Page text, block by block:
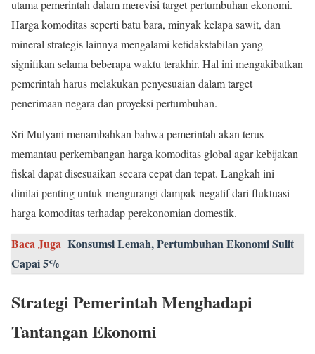
utama pemerintah dalam merevisi target pertumbuhan ekonomi.
Harga komoditas seperti batu bara, minyak kelapa sawit, dan
mineral strategis lainnya mengalami ketidakstabilan yang
signifikan selama beberapa waktu terakhir. Hal ini mengakibatkan
pemerintah harus melakukan penyesuaian dalam target
penerimaan negara dan proyeksi pertumbuhan.
Sri Mulyani menambahkan bahwa pemerintah akan terus
memantau perkembangan harga komoditas global agar kebijakan
fiskal dapat disesuaikan secara cepat dan tepat. Langkah ini
dinilai penting untuk mengurangi dampak negatif dari fluktuasi
harga komoditas terhadap perekonomian domestik.
Baca Juga Konsumsi Lemah, Pertumbuhan Ekonomi Sulit
Capai 5%
Strategi Pemerintah Menghadapi
Tantangan Ekonomi